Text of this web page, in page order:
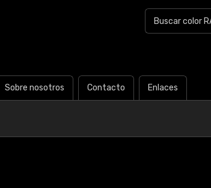
Sobre nosotros Contacto Enlaces